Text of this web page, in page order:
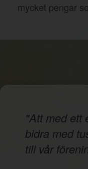
mycket pengar
"Att med ett
bidra med
till vår